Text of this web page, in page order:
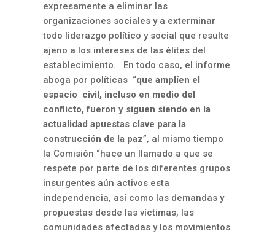
expresamente a eliminar las
organizaciones sociales y a exterminar
todo liderazgo político y social que resulte
ajeno a los intereses de las élites del
establecimiento. En todo caso, el informe
aboga por políticas “que amplíen el
espacio civil, incluso en medio del
conflicto, fueron y siguen siendo en la
actualidad apuestas clave para la
construcción de la paz”, al mismo tiempo
la Comisión “hace un llamado a que se
respete por parte de los diferentes grupos
insurgentes aún activos esta
independencia, así como las demandas y
propuestas desde las víctimas, las
comunidades afectadas y los movimientos